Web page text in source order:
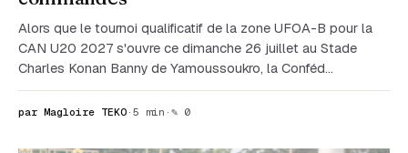
Alors que le tournoi qualificatif de la zone UFOA-B pour la
CAN U20 2027 s'ouvre ce dimanche 26 juillet au Stade
Charles Konan Banny de Yamoussoukro, la Conféd…
par Magloire TEKO · 5 min · ✎ 0